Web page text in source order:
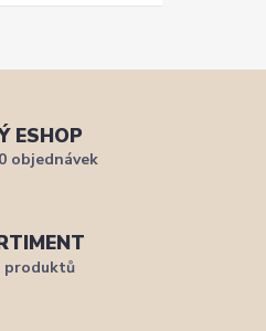
ESHOP
objednávek
produktů